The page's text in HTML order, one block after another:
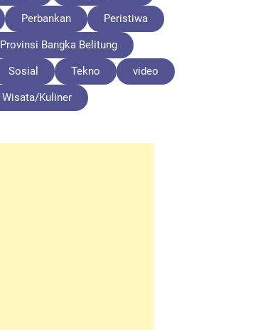
Perbankan Peristiwa
Provinsi Bangka Belitung
Sosial Tekno video
Wisata/Kuliner